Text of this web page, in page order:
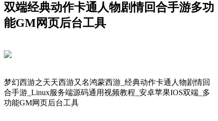
双端经典动作卡通人物剧情回合手游多功
能GM网页后台工具
梦幻西游之天天西游又名鸿蒙西游_经典动作卡通人物剧情回
合手游_Linux服务端源码通用视频教程_安卓苹果IOS双端_多
功能GM网页后台工具